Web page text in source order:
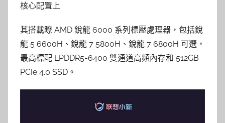
核心配置上
其搭載瞭 AMD 銳龍 6000 系列標壓處理器，包括銳
龍 5 6600H、銳龍 7 5800H、銳龍 7 6800H 可選，
最高標配 LPDDR5-6400 雙通道高頻內存和 512GB
PCIe 4.0 SSD。